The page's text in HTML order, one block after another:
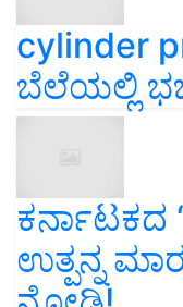
cylinder
ಬೆಲೆಯಲ್ಲಿ
ಕರ್ನಾಟಕದ
ಉತ್ಪನ್ನ